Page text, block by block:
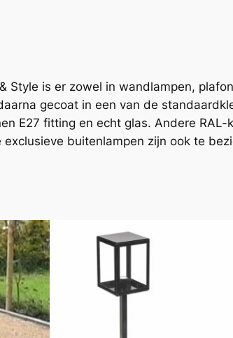
Style is er zowel in wandlampen,
gecoat in een van de
E27 fitting en echt glas. Andere
buitenlampen zijn ook te